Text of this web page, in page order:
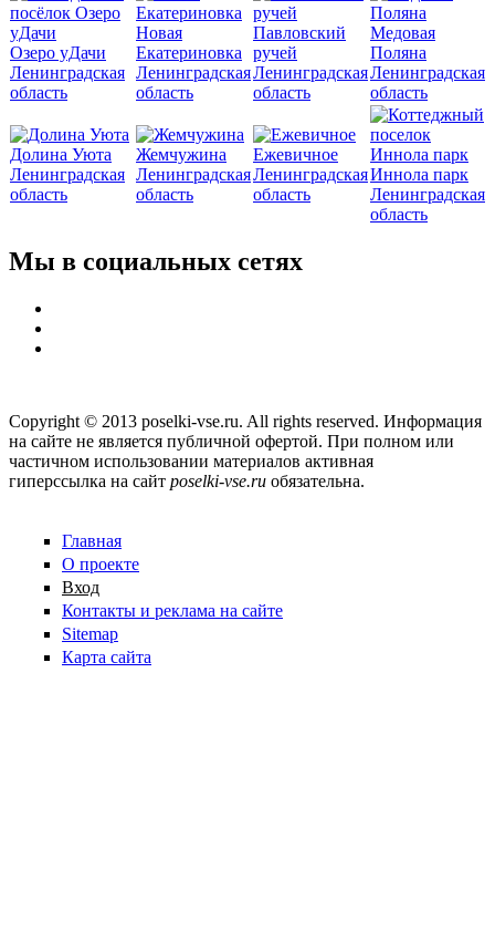
Озеро уДачи
Ленинградская
область
Новая
Екатериновка
Ленинградская
область
Павловский
ручей
Ленинградская
область
Медовая
Поляна
Ленинградская
область
Долина Уюта
Ленинградская
область
Жемчужина
Ленинградская
область
Ежевичное
Ленинградская
область
Иннола парк
Ленинградская
область
Мы в социальных сетях
Copyright © 2013 poselki-vse.ru. All rights reserved. Информация
на сайте не является публичной офертой. При полном или
частичном использовании материалов активная
гиперссылка на сайт poselki-vse.ru​ обязательна.
Главная
О проекте
Вход
Контакты и реклама на сайте
Sitemap
Карта сайта